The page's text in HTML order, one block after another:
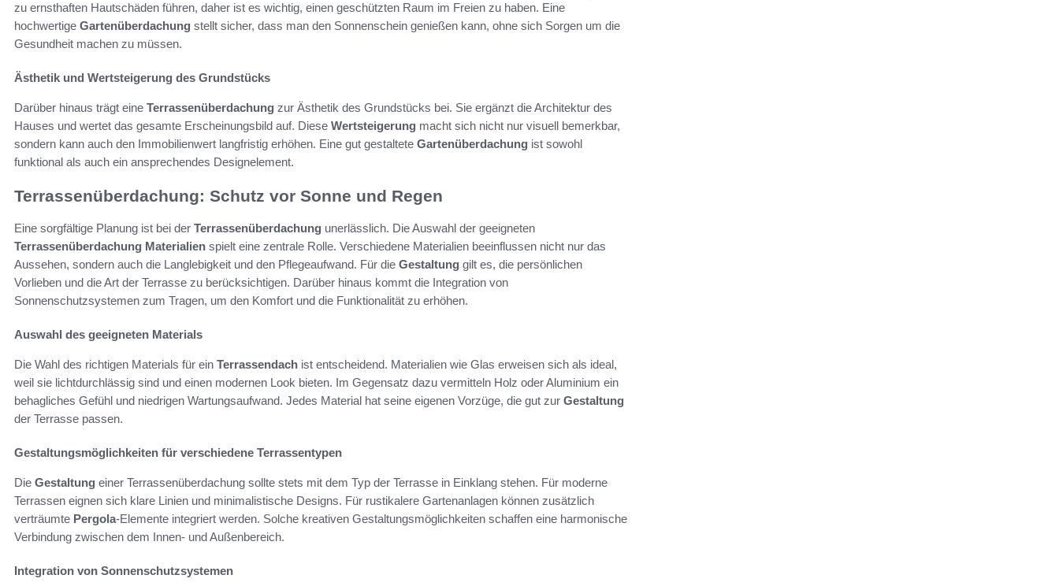
zu ernsthaften Hautschäden führen, daher ist es wichtig, einen geschützten Raum im Freien zu haben. Eine
hochwertige Gartenüberdachung stellt sicher, dass man den Sonnenschein genießen kann, ohne sich Sorgen um die
Gesundheit machen zu müssen.
Ästhetik und Wertsteigerung des Grundstücks
Darüber hinaus trägt eine Terrassenüberdachung zur Ästhetik des Grundstücks bei. Sie ergänzt die Architektur des
Hauses und wertet das gesamte Erscheinungsbild auf. Diese Wertsteigerung macht sich nicht nur visuell bemerkbar,
sondern kann auch den Immobilienwert langfristig erhöhen. Eine gut gestaltete Gartenüberdachung ist sowohl
funktional als auch ein ansprechendes Designelement.
Terrassenüberdachung: Schutz vor Sonne und Regen
Eine sorgfältige Planung ist bei der Terrassenüberdachung unerlässlich. Die Auswahl der geeigneten
Terrassenüberdachung Materialien spielt eine zentrale Rolle. Verschiedene Materialien beeinflussen nicht nur das
Aussehen, sondern auch die Langlebigkeit und den Pflegeaufwand. Für die Gestaltung gilt es, die persönlichen
Vorlieben und die Art der Terrasse zu berücksichtigen. Darüber hinaus kommt die Integration von
Sonnenschutzsystemen zum Tragen, um den Komfort und die Funktionalität zu erhöhen.
Auswahl des geeigneten Materials
Die Wahl des richtigen Materials für ein Terrassendach ist entscheidend. Materialien wie Glas erweisen sich als ideal,
weil sie lichtdurchlässig sind und einen modernen Look bieten. Im Gegensatz dazu vermitteln Holz oder Aluminium ein
behagliches Gefühl und niedrigen Wartungsaufwand. Jedes Material hat seine eigenen Vorzüge, die gut zur Gestaltung
der Terrasse passen.
Gestaltungsmöglichkeiten für verschiedene Terrassentypen
Die Gestaltung einer Terrassenüberdachung sollte stets mit dem Typ der Terrasse in Einklang stehen. Für moderne
Terrassen eignen sich klare Linien und minimalistische Designs. Für rustikalere Gartenanlagen können zusätzlich
verträumte Pergola-Elemente integriert werden. Solche kreativen Gestaltungsmöglichkeiten schaffen eine harmonische
Verbindung zwischen dem Innen- und Außenbereich.
Integration von Sonnenschutzsystemen